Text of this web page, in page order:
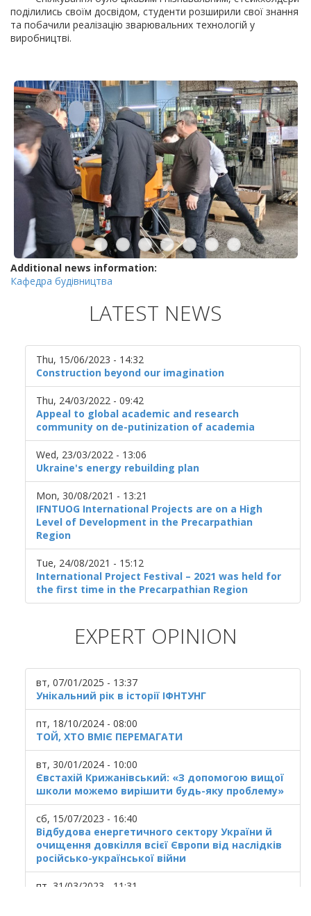
поділились своїм досвідом, студенти розширили свої знання
та побачили реалізацію зварювальних технологій у
виробництві.
Additional news information:
Кафедра будівництва
LATEST NEWS
Thu, 15/06/2023 - 14:32
Construction beyond our imagination
Thu, 24/03/2022 - 09:42
Appeal to global academic and research
community on de-putinization of academia
Wed, 23/03/2022 - 13:06
Ukraine's energy rebuilding plan
Mon, 30/08/2021 - 13:21
IFNTUOG International Projects are on a High
Level of Development in the Precarpathian
Region
Tue, 24/08/2021 - 15:12
International Project Festival – 2021 was held for
the first time in the Precarpathian Region
EXPERT OPINION
вт, 07/01/2025 - 13:37
Унікальний рік в історії ІФНТУНГ
пт, 18/10/2024 - 08:00
ТОЙ, ХТО ВМІЄ ПЕРЕМАГАТИ
вт, 30/01/2024 - 10:00
Євстахій Крижанівський: «З допомогою вищої
школи можемо вирішити будь-яку проблему»
сб, 15/07/2023 - 16:40
Відбудова енергетичного сектору України й
очищення довкілля всієї Європи від наслідків
російсько-української війни
пт, 31/03/2023 - 11:31